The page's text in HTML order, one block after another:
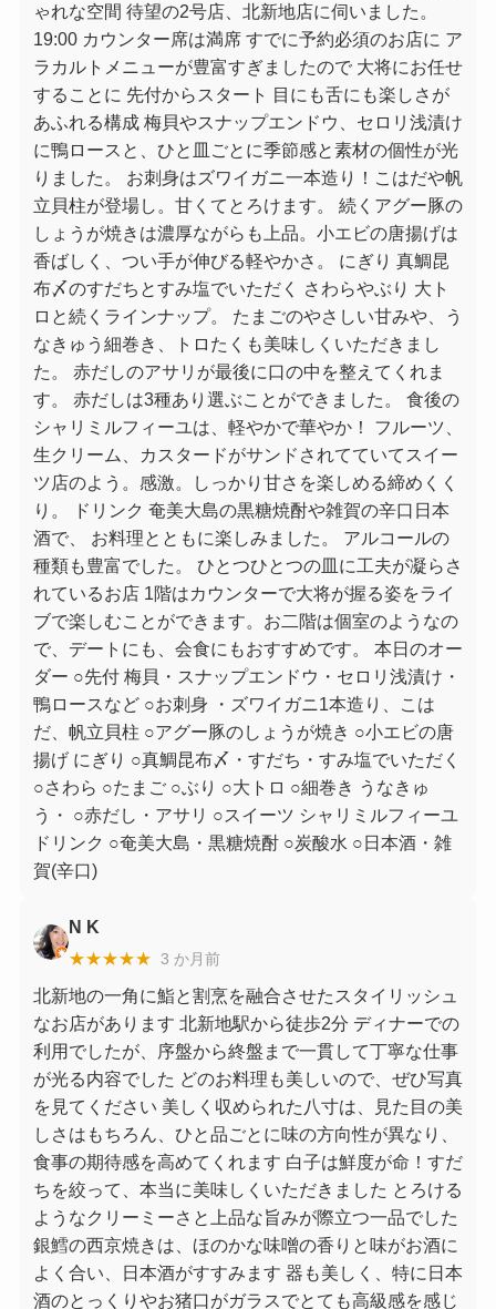
ゃれな空間 待望の2号店、北新地店に伺いました。
19:00 カウンター席は満席 すでに予約必須のお店に ア
ラカルトメニューが豊富すぎましたので 大将にお任せ
することに 先付からスタート 目にも舌にも楽しさが
あふれる構成 梅貝やスナップエンドウ、セロリ浅漬け
に鴨ロースと、ひと皿ごとに季節感と素材の個性が光
りました。 お刺身はズワイガニ一本造り！こはだや帆
立貝柱が登場し。甘くてとろけます。 続くアグー豚の
しょうが焼きは濃厚ながらも上品。小エビの唐揚げは
香ばしく、つい手が伸びる軽やかさ。 にぎり 真鯛昆
布〆のすだちとすみ塩でいただく さわらやぶり 大ト
ロと続くラインナップ。 たまごのやさしい甘みや、う
なきゅう細巻き、トロたくも美味しくいただきまし
た。 赤だしのアサリが最後に口の中を整えてくれま
す。 赤だしは3種あり選ぶことができました。 食後の
シャリミルフィーユは、軽やかで華やか！ フルーツ、
生クリーム、カスタードがサンドされてていてスイー
ツ店のよう。感激。しっかり甘さを楽しめる締めくく
り。 ドリンク 奄美大島の黒糖焼酎や雑賀の辛口日本
酒で、 お料理とともに楽しみました。 アルコールの
種類も豊富でした。 ひとつひとつの皿に工夫が凝らさ
れているお店 1階はカウンターで大将が握る姿をライ
ブで楽しむことができます。お二階は個室のようなの
で、デートにも、会食にもおすすめです。 本日のオー
ダー ○先付 梅貝・スナップエンドウ・セロリ浅漬け・
鴨ロースなど ○お刺身 ・ズワイガニ1本造り、こは
だ、帆立貝柱 ○アグー豚のしょうが焼き ○小エビの唐
揚げ にぎり ○真鯛昆布〆・すだち・すみ塩でいただく
○さわら ○たまご ○ぶり ○大トロ ○細巻き うなきゅ
う・ ○赤だし・アサリ ○スイーツ シャリミルフィーユ
ドリンク ○奄美大島・黒糖焼酎 ○炭酸水 ○日本酒・雑
賀(辛口)
N K
★★★★★ 3 か月前
北新地の一角に鮨と割烹を融合させたスタイリッシュ
なお店があります 北新地駅から徒歩2分 ディナーでの
利用でしたが、序盤から終盤まで一貫して丁寧な仕事
が光る内容でした どのお料理も美しいので、ぜひ写真
を見てください 美しく収められた八寸は、見た目の美
しさはもちろん、ひと品ごとに味の方向性が異なり、
食事の期待感を高めてくれます 白子は鮮度が命！すだ
ちを絞って、本当に美味しくいただきました とろける
ようなクリーミーさと上品な旨みが際立つ一品でした
銀鱈の西京焼きは、ほのかな味噌の香りと味がお酒に
よく合い、日本酒がすすみます 器も美しく、特に日本
酒のとっくりやお猪口がガラスでとても高級感を感じ